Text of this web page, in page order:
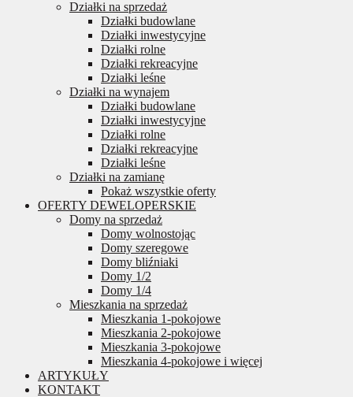
Działki na sprzedaż
Działki budowlane
Działki inwestycyjne
Działki rolne
Działki rekreacyjne
Działki leśne
Działki na wynajem
Działki budowlane
Działki inwestycyjne
Działki rolne
Działki rekreacyjne
Działki leśne
Działki na zamianę
Pokaż wszystkie oferty
OFERTY DEWELOPERSKIE
Domy na sprzedaż
Domy wolnostojąc
Domy szeregowe
Domy bliźniaki
Domy 1/2
Domy 1/4
Mieszkania na sprzedaż
Mieszkania 1-pokojowe
Mieszkania 2-pokojowe
Mieszkania 3-pokojowe
Mieszkania 4-pokojowe i więcej
ARTYKUŁY
KONTAKT